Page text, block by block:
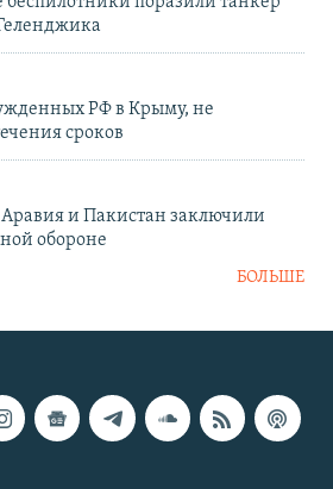
РФ в Крыму, не
сроков
и Пакистан заключили
обороне
БОЛЬШЕ